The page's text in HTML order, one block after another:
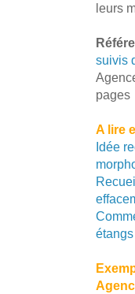
leurs
suivis
pages
A lire
Idée